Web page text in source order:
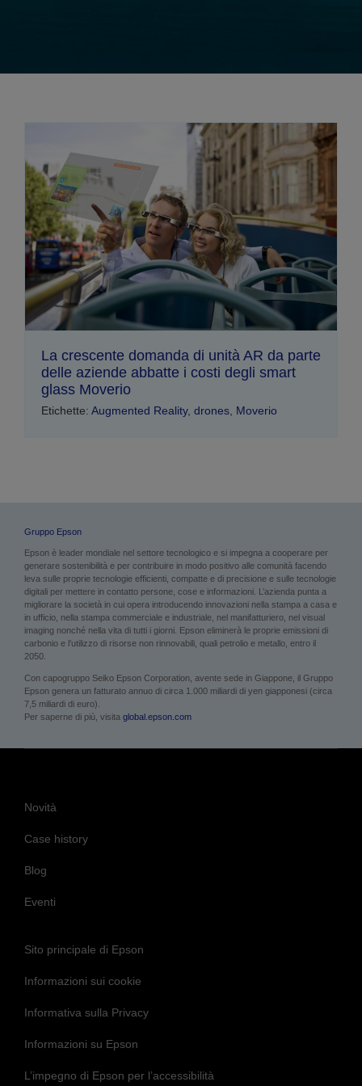
La crescente domanda di unità AR da parte
delle aziende abbatte i costi degli smart
glass Moverio
Etichette: Augmented Reality, drones, Moverio
Gruppo Epson
Epson è leader mondiale nel settore tecnologico e si impegna a cooperare per
generare sostenibilità e per contribuire in modo positivo alle comunità facendo
leva sulle proprie tecnologie efficienti, compatte e di precisione e sulle tecnologie
digitali per mettere in contatto persone, cose e informazioni. L’azienda punta a
migliorare la società in cui opera introducendo innovazioni nella stampa a casa e
in ufficio, nella stampa commerciale e industriale, nel manifatturiero, nel visual
imaging nonché nella vita di tutti i giorni. Epson eliminerà le proprie emissioni di
carbonio e l’utilizzo di risorse non rinnovabili, quali petrolio e metallo, entro il
2050.
Con capogruppo Seiko Epson Corporation, avente sede in Giappone, il Gruppo
Epson genera un fatturato annuo di circa 1.000 miliardi di yen giapponesi (circa
7,5 miliardi di euro).
Per saperne di più, visita global.epson.com
Novità
Case history
Blog
Eventi
Sito principale di Epson
Informazioni sui cookie
Informativa sulla Privacy
Informazioni su Epson
L’impegno di Epson per l’accessibilità